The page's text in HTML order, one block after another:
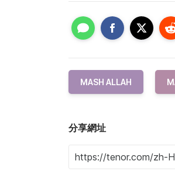
MASH ALLAH
分享網址